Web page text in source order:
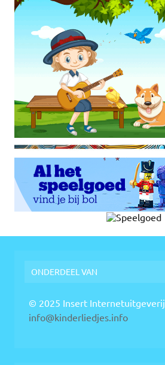
ONDERDEEL VAN
© 2025 Insert Internetuitgeverij
info@kinderliedjes.info